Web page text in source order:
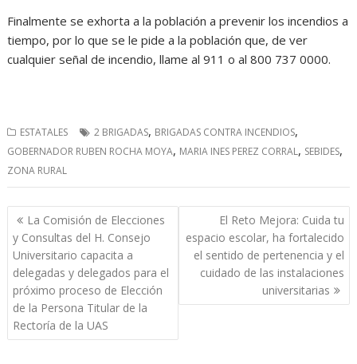
Finalmente se exhorta a la población a prevenir los incendios a
tiempo, por lo que se le pide a la población que, de ver
cualquier señal de incendio, llame al 911 o al 800 737 0000.
ESTATALES 2 BRIGADAS, BRIGADAS CONTRA INCENDIOS,
GOBERNADOR RUBEN ROCHA MOYA, MARIA INES PEREZ CORRAL, SEBIDES,
ZONA RURAL
Navegación
de
entradas
La Comisión de Elecciones
y Consultas del H. Consejo
Universitario capacita a
delegadas y delegados para el
próximo proceso de Elección
de la Persona Titular de la
Rectoría de la UAS
El Reto Mejora: Cuida tu
espacio escolar, ha fortalecido
el sentido de pertenencia y el
cuidado de las instalaciones
universitarias